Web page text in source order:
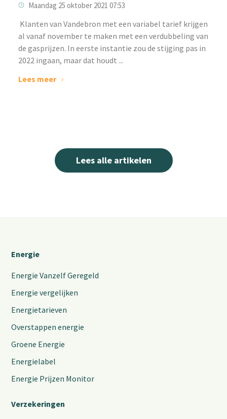
Maandag 25 oktober 2021 07:53
‌ Klanten van Vandebron met een variabel tarief krijgen
al vanaf november te maken met een verdubbeling van
de gasprijzen. In eerste instantie zou de stijging pas in
2022 ingaan, maar dat houdt ...
Lees meer
Lees alle artikelen
Energie
Energie Vanzelf Geregeld
Energie vergelijken
Energietarieven
Overstappen energie
Groene Energie
Energielabel
Energie Prijzen Monitor
Verzekeringen